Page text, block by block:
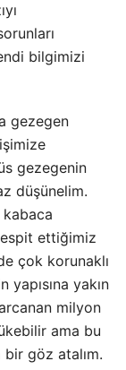
bilgimizi
gezegen
gezegenin
düşünelim.
kabaca
ettiğimiz
çok korunaklı
yakın
milyon
ama bu
göz atalım.